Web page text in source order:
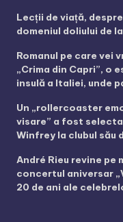
Lecții de viață,
domeniul doliului de
Romanul pe care vei
„Crima din Capri”, o
insulă a Italiei, unde
Un „rollercoaster
visare” a fost
Winfrey la clubul său
André Rieu revine pe
concertul aniversar
20 de ani ale